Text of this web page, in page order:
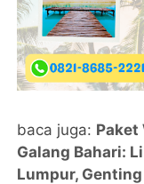
baca juga: Paket
Galang Bahari:
Lumpur,